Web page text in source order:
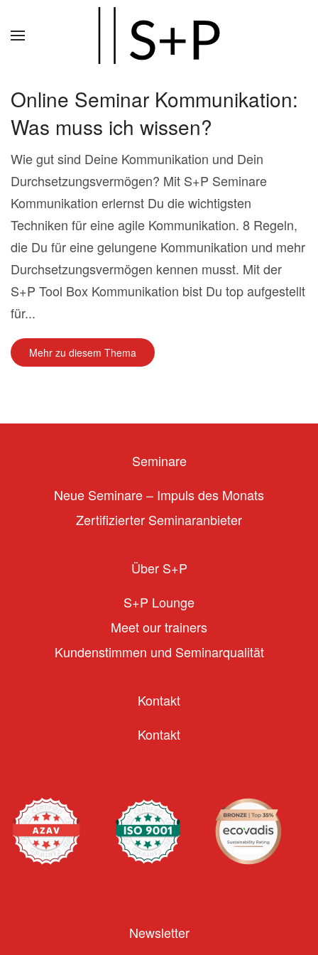
Online Seminar Kommunikation:
Was muss ich wissen?
Wie gut sind Deine Kommunikation und Dein
Durchsetzungsvermögen? Mit S+P Seminare
Kommunikation erlernst Du die wichtigsten
Techniken für eine agile Kommunikation. 8 Regeln,
die Du für eine gelungene Kommunikation und mehr
Durchsetzungsvermögen kennen musst. Mit der
S+P Tool Box Kommunikation bist Du top aufgestellt
für...
Mehr zu diesem Thema
Seminare
Neue Seminare – Impuls des Monats
Zertifizierter Seminaranbieter
Über S+P
S+P Lounge
Meet our trainers
Kundenstimmen und Seminarqualität
Kontakt
Kontakt
Newsletter